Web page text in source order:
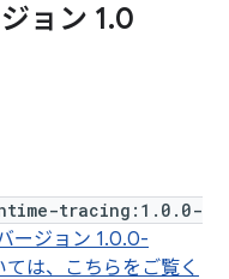
ョン 1.0
tracing:1.0.0-
ージョン 1.0.0-
は、こちらをご覧く